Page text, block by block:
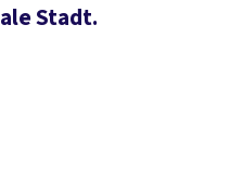
Stadt.